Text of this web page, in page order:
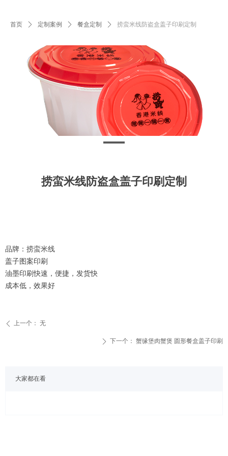
首页 ꄲ 定制案例 ꄲ 餐盒定制 ꄲ 捞蛮米线防盗盒盖子印刷定制
捞蛮米线防盗盒盖子印刷定制
大家都在看
ꄴ 上一个： 无
ꄲ 下一个： 蟹缘堡肉蟹煲 圆形餐盒盖子印刷
品牌：捞蛮米线
盖子图案印刷
油墨印刷快速，便捷，发货快
成本低，效果好